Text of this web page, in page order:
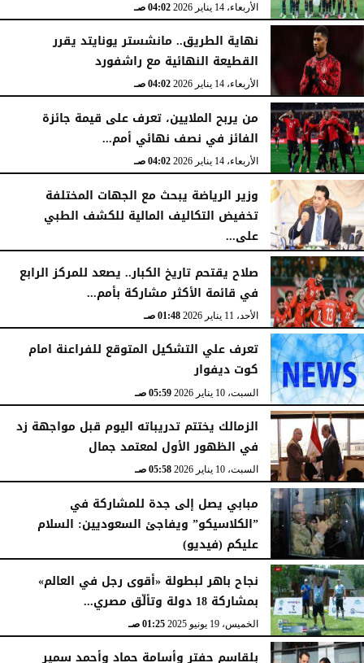
الأربعاء، 14 يناير 2026 04:02 صـ
نهاية الطريق.. مانشستر يونايتد يقرر
القطيعة النهائية مع راشفورد
الأربعاء، 14 يناير 2026 04:02 صـ
من يربح الملايين، تعرف على قيمة جائزة
الفائز في نصف نهائي أمم...
الأربعاء، 14 يناير 2026 04:02 صـ
وزير الرياضة يبحث مع الجهات المختلفة
تخفيض التكاليف المالية للكشف الطبي
على...
الأربعاء، 14 يناير 2026 03:56 صـ
صلاح يقتحم تاريخ الكبار.. يصعد للمركز الرابع
في قائمة الأكثر مشاركة بأمم...
الأحد، 11 يناير 2026 01:48 صـ
تعرف علي التشكيل المتوقع للفراعنة امام
كوت ديفوار
السبت، 10 يناير 2026 05:59 صـ
الزمالك يختتم تدريباته اليوم قبل مواجهة زد
في الظهور الأول لمعتمد جمال
السبت، 10 يناير 2026 05:58 صـ
مبابي يصل إلى جدة للمشاركة في
”الكلاسيكو” ويفاجئ السعوديين: السلام
عليكم (فيديو)
السبت، 10 يناير 2026 05:57 صـ
نجاح باهر لبطولة «أقوى رجل في العالم»
بمشاركة 18 دولة وتألّق مصري...
الخميس، 19 يونيو 2025 01:25 صـ
بلقاسم حفتر وأسامة حماد وأحمد سمير